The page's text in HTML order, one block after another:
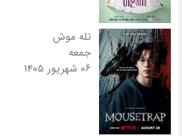
تله موش
جمعه
۰۶ شهریور ۱۴۰۵